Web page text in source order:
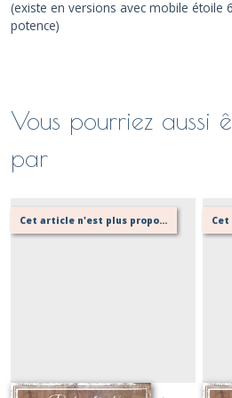
(existe en versions avec mobile étoile
potence)
Vous pourriez aussi
par
Cet article n'est plus proposé, retournez au menu principal ou contactez moi!